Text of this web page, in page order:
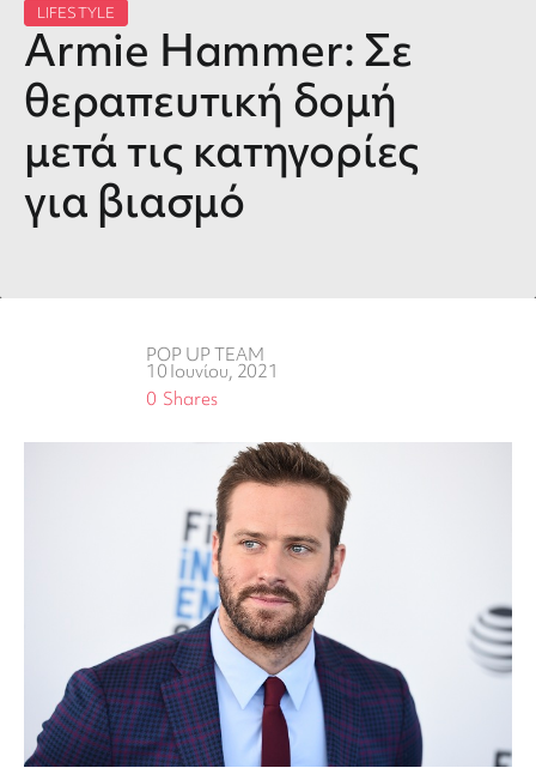
LIFESTYLE
Armie Hammer: Σε
θεραπευτική δομή
μετά τις κατηγορίες
για βιασμό
POP UP TEAM
10 Ιουνίου, 2021
Shares
0